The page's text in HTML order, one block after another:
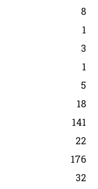
8
1
3
1
5
18
141
22
176
32